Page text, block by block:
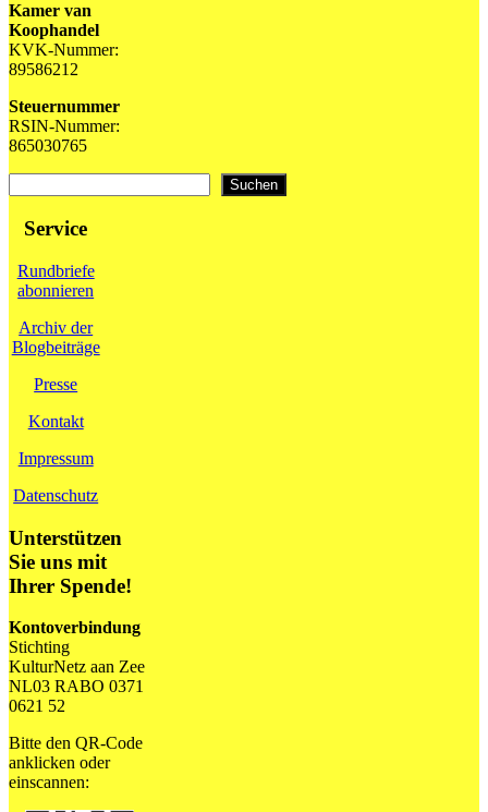
Kamer van
Koophandel
KVK-Nummer:
89586212
Steuernummer
RSIN-Nummer:
865030765
Suchen
Service
Rundbriefe
abonnieren
Archiv der
Blogbeiträge
Presse
Kontakt
Impressum
Datenschutz
Unterstützen
Sie uns mit
Ihrer Spende!
Kontoverbindung
Stichting
KulturNetz aan Zee
NL03 RABO 0371
0621 52
Bitte den QR-Code
anklicken oder
einscannen: